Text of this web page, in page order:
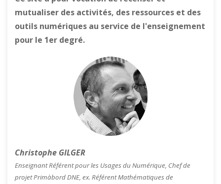
mutualiser des activités, des ressources et des
outils numériques au service de l'enseignement
pour le 1er degré.
Christophe GILGER
Enseignant Référent pour les Usages du Numérique, Chef de
projet Primàbord DNE, ex. Référent Mathématiques de